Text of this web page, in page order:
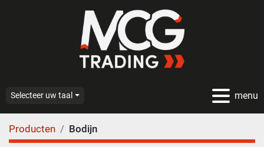
menu
Selecteer uw taal
Producten Bodijn